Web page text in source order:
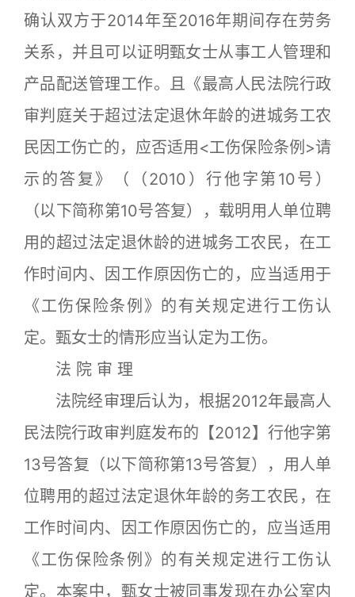
确认双方于2014年至2016年期间存在劳务
关系，并且可以证明甄女士从事工人管理和
产品配送管理工作。且《最高人民法院行政
审判庭关于超过法定退休年龄的进城务工农
民因工伤亡的，应否适用<工伤保险条例>请
示的答复》（（2010）行他字第10号）
（以下简称第10号答复），载明用人单位聘
用的超过法定退休龄的进城务工农民，在工
作时间内、因工作原因伤亡的，应当适用于
《工伤保险条例》的有关规定进行工伤认
定。甄女士的情形应当认定为工伤。
法 院 审 理
法院经审理后认为，根据2012年最高人
民法院行政审判庭发布的【2012】行他字第
13号答复（以下简称第13号答复），用人单
位聘用的超过法定退休年龄的务工农民，在
工作时间内、因工作原因伤亡的，应当适用
《工伤保险条例》的有关规定进行工伤认
定。本案中，甄女士被同事发现在办公室内